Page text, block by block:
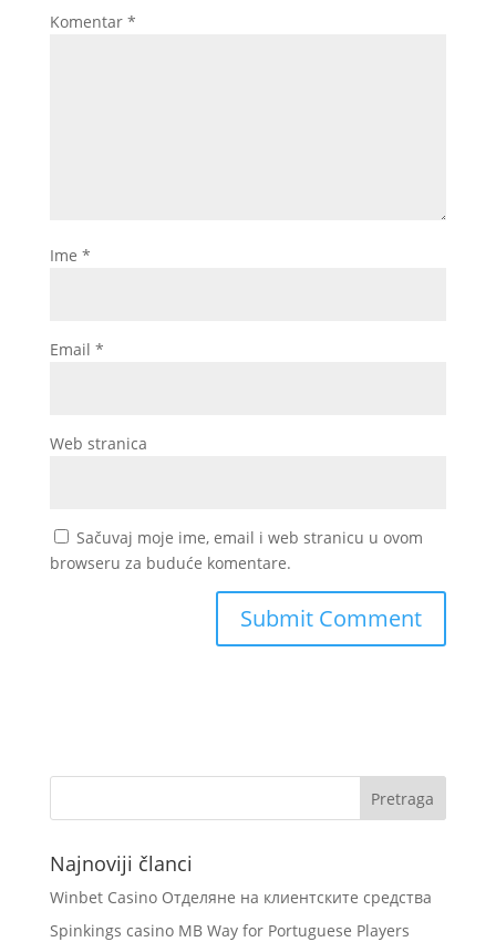
Komentar *
Ime *
Email *
Web stranica
Sačuvaj moje ime, email i web stranicu u ovom
browseru za buduće komentare.
Najnoviji članci
Winbet Casino Отделяне на клиентските средства
Spinkings casino MB Way for Portuguese Players